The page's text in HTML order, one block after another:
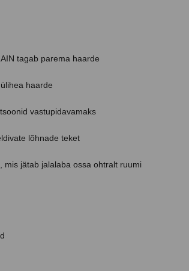
tagab parema haarde
haarde
vastupidavamaks
lõhnade teket
mis jätab jalalaba ossa ohtralt ruumi